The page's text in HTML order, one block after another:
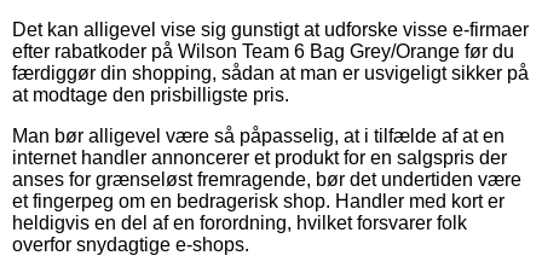
Det kan alligevel vise sig gunstigt at udforske visse e-firmaer
efter rabatkoder på Wilson Team 6 Bag Grey/Orange før du
færdiggør din shopping, sådan at man er usvigeligt sikker på
at modtage den prisbilligste pris.
Man bør alligevel være så påpasselig, at i tilfælde af at en
internet handler annoncerer et produkt for en salgspris der
anses for grænseløst fremragende, bør det undertiden være
et fingerpeg om en bedragerisk shop. Handler med kort er
heldigvis en del af en forordning, hvilket forsvarer folk
overfor snydagtige e-shops.